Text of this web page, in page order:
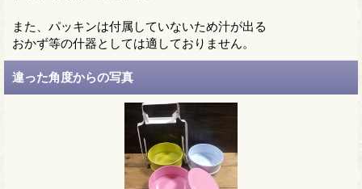
また、パッキンは付属していないため汁が出る
おかず等の什器としては適しておりません。
違った角度からの写真